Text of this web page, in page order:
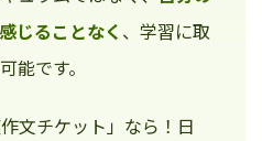
じることなく 、学習に取
能です。
文チケット」なら！日